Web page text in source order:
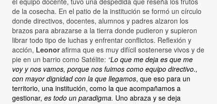
de la cosecha. En el patio de la institución se formó un círculo
donde directivos, docentes, alumnos y padres alzaron los
brazos para abrazarse a la tierra donde pudieron y supieron
librar todo tipo de luchas y enfrentar conflictos. Reflexión y
acción, Leonorafirma que es muy difícil sostenerse vivos y de
pie en un barrio como Satélite: “Lo que me deja es que me
voy y nos vamos, porque nos fuimos como equipo directivo.,
con mayor dignidad con la que llegamos, que eso para un
territorio, una institución, como la que acompañamos a
gestionar, es todo un paradigma. Uno abraza y se deja